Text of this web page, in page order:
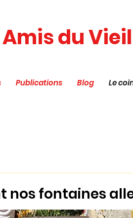
Amis du
Publications Blog Le
nos fontaines